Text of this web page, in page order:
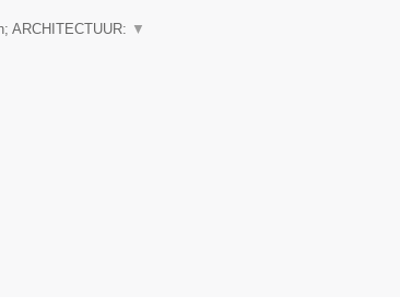
ARCHITECTUUR: ▼